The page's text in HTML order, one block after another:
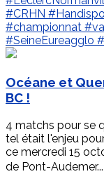
#CRHN
#championnat
#SeineEureagglo
Océane et
BC !
4 matchs pour se
tel était l'enjeu
ce mercredi 15
de Pont-